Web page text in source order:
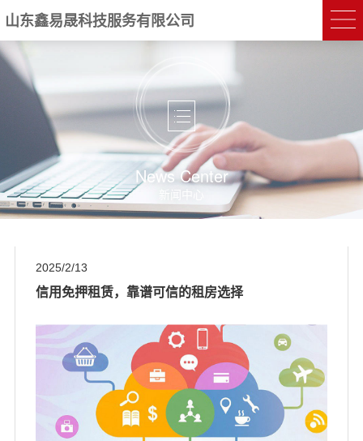
山东鑫易晟科技服务有限公司
News Center
新闻中心
2025/2/13
信用免押租赁，靠谱可信的租房选择